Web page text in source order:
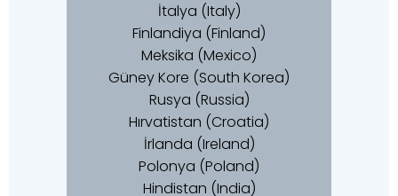
İtalya (Italy)
Finlandiya (Finland)
Meksika (Mexico)
Güney Kore (South Korea)
Rusya (Russia)
Hırvatistan (Croatia)
İrlanda (Ireland)
Polonya (Poland)
Hindistan (India)